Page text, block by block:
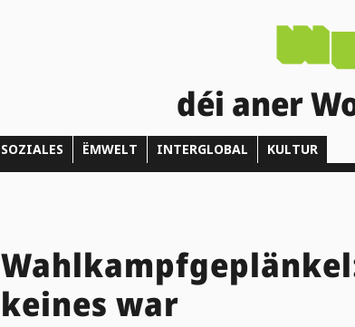
déi aner
SOZIALES ËMWELT INTERGLOBAL KULTUR
keines war